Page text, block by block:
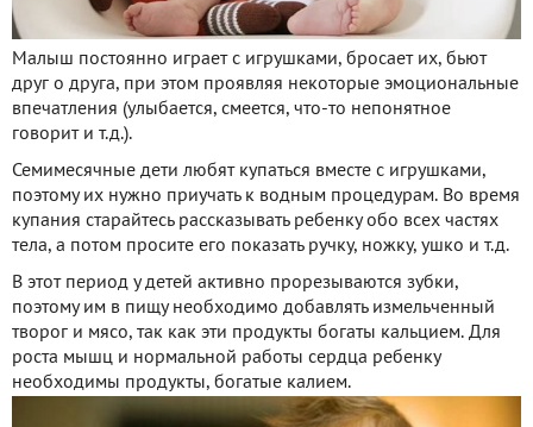
Малыш постоянно играет с игрушками, бросает их, бьют
друг о друга, при этом проявляя некоторые эмоциональные
впечатления (улыбается, смеется, что-то непонятное
говорит и т.д.).
Семимесячные дети любят купаться вместе с игрушками,
поэтому их нужно приучать к водным процедурам. Во время
купания старайтесь рассказывать ребенку обо всех частях
тела, а потом просите его показать ручку, ножку, ушко и т.д.
В этот период у детей активно прорезываются зубки,
поэтому им в пищу необходимо добавлять измельченный
творог и мясо, так как эти продукты богаты кальцием. Для
роста мышц и нормальной работы сердца ребенку
необходимы продукты, богатые калием.